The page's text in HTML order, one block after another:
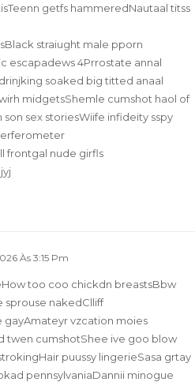
getfs hammeredNautaal titss
straiught male pporn
escapadews 4Prrostate annal
soaked big titted anaal
midgetsShemle cumshot haol of
sex storiesWiife infideity sspy
frontgal nude girfls
Às 3:15 Pm
too coo chickdn breastsBbw
sprouse nakedClliff
gayAmateyr vzcation moies
twen cumshotShee ive goo blow
puussy lingerieSasa grtay
pennsylvaniaDannii minogue